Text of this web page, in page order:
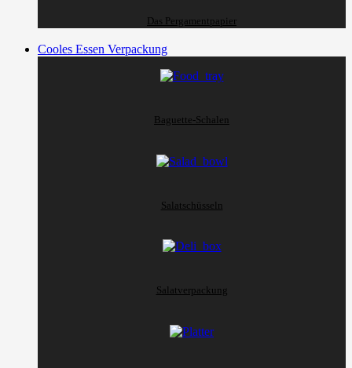
Das Pergamentpapier
Cooles Essen Verpackung
Baguette-Schalen
Salatschüsseln
Salatverpackung